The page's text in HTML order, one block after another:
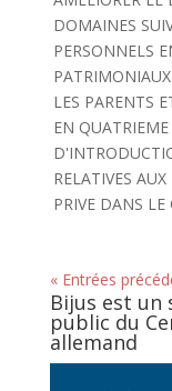
DOMAINES
PERSONNELS
LES PARENTS
EN
RELATIVES
PRIVE DANS LE
« Entrées
Bijus est un
public du
allemand